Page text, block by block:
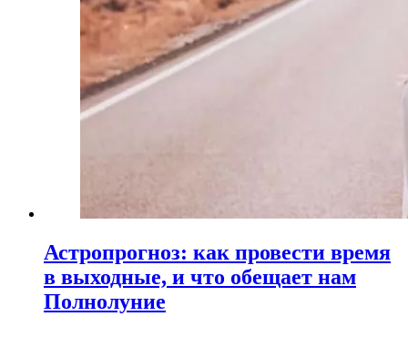
Астропрогноз: как провести время
в выходные, и что обещает нам
Полнолуние